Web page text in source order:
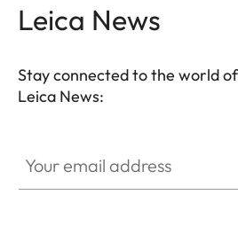
Leica News
Stay connected to the world
Leica News: